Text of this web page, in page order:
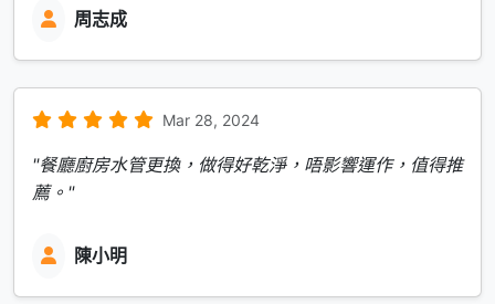
周志成
Mar 28, 2024
"餐廳廚房水管更換，做得好乾淨，唔影響運作，值得推
薦。"
陳小明